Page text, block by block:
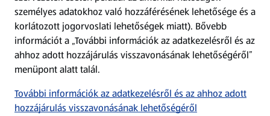
Szervizpont
(új oldalon nyílik meg)
Fedezz fel minket az interneten!
Töltsd le az ALDI Magyarország applikációt!
személyes adatokhoz való hozzáférésének lehetősége és a
korlátozott jogorvoslati lehetőségek miatt). Bővebb
információt a „További információk az adatkezelésről és az
ahhoz adott hozzájárulás visszavonásának lehetőségéről”
menüpont alatt talál.
További információk az adatkezelésről és az ahhoz adott
hozzájárulás visszavonásának lehetőségéről